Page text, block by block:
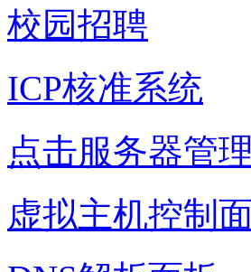
校园招聘
ICP核准系统
点击服务器管
虚拟主机控制